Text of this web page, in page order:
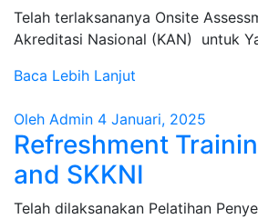
Telah terlaksananya Onsite
Akreditasi Nasional (KAN) untuk
Baca Lebih Lanjut
Oleh Admin 4 Januari, 2025
Refreshment
and SKKNI
Telah dilaksanakan Pelatihan